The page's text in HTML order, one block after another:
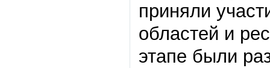
приняли
областей и
этапе были